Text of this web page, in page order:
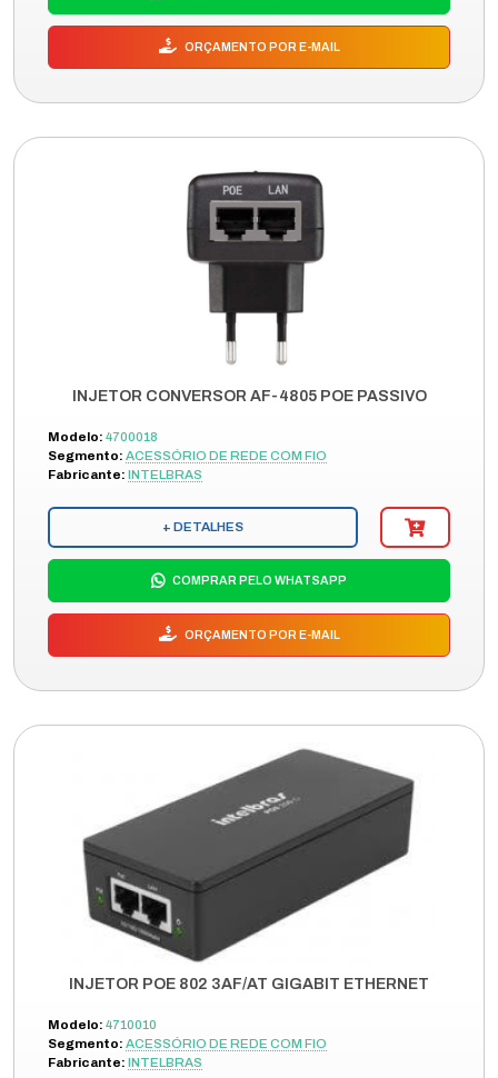
ORÇAMENTO POR E-MAIL
INJETOR CONVERSOR AF-4805 POE PASSIVO
Modelo: 4700018
Segmento: ACESSÓRIO DE REDE COM FIO
Fabricante: INTELBRAS
+ DETALHES
COMPRAR PELO WHATSAPP
ORÇAMENTO POR E-MAIL
INJETOR POE 802 3AF/AT GIGABIT ETHERNET
Modelo: 4710010
Segmento: ACESSÓRIO DE REDE COM FIO
Fabricante: INTELBRAS